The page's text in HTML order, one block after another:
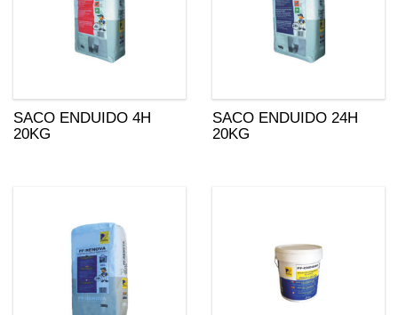
SACO ENDUIDO 4H
20KG
SACO ENDUIDO 24H
20KG